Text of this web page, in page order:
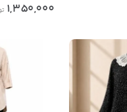
1,350,000